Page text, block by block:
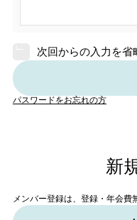
次回からの入力を省
パスワードをお忘れの方
新
メンバー登録は、登録・年会費